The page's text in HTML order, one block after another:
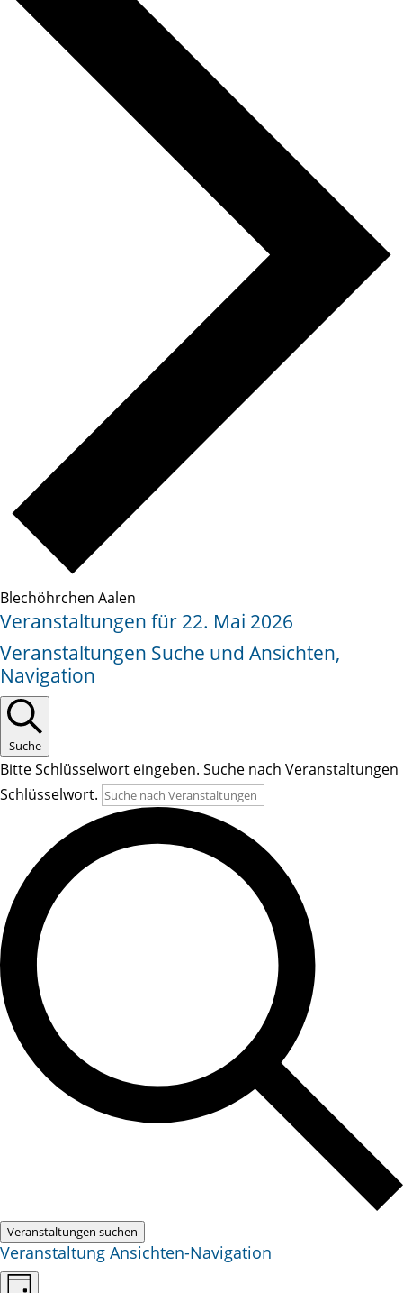
Blechöhrchen Aalen
Veranstaltungen für 22. Mai 2026
Veranstaltungen Suche und Ansichten,
Navigation
Suche
Bitte Schlüsselwort eingeben. Suche nach Veranstaltungen
Schlüsselwort.
Veranstaltungen suchen
Veranstaltung Ansichten-Navigation